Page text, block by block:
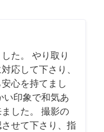
た。 やり取り
応して下さり、
心を持てまし
い印象で和気あ
した。 撮影の
せて下さり、指